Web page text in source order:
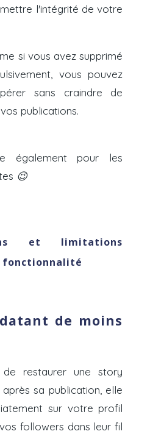
l'intégrité de votre
si vous avez supprimé
vous pouvez
sans craindre de
publications.
également pour les
😉
et limitations
fonctionnalité
de moins
de restaurer une story
sa publication, elle
sur votre profil
followers dans leur fil